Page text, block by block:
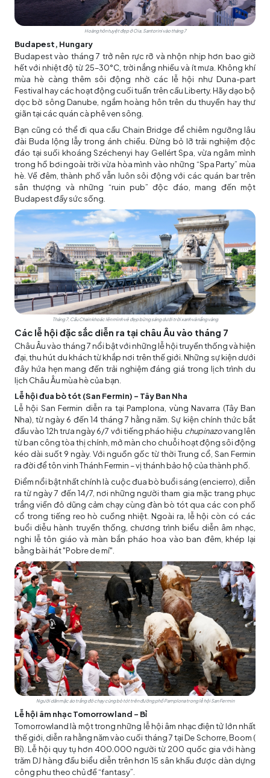
Hoàng hôn tuyệt đẹp ở Oia, Santorini vào tháng 7
Budapest, Hungary
Budapest vào tháng 7 trở nên rực rỡ và nhộn nhịp hơn bao giờ
hết với nhiệt độ từ 25–30°C, trời nắng nhiều và ít mưa. Không khí
mùa hè càng thêm sôi động nhờ các lễ hội như Duna-part
Festival hay các hoạt động cuối tuần trên cầu Liberty. Hãy dạo bộ
dọc bờ sông Danube, ngắm hoàng hôn trên du thuyền hay thư
giãn tại các quán cà phê ven sông.
Bạn cũng có thể đi qua cầu Chain Bridge để chiêm ngưỡng lâu
đài Buda lộng lẫy trong ánh chiều. Đừng bỏ lỡ trải nghiệm độc
đáo tại suối khoáng Széchenyi hay Gellért Spa, vừa ngâm mình
trong hồ bơi ngoài trời vừa hòa mình vào những “Spa Party” mùa
hè. Về đêm, thành phố vẫn luôn sôi động với các quán bar trên
sân thượng và những “ruin pub” độc đáo, mang đến một
Budapest đầy sức sống.
Tháng 7, Cầu Chain khoác lên mình vẻ đẹp bừng sáng dưới trời xanh và nắng vàng
Các lễ hội đặc sắc diễn ra tại châu Âu vào tháng 7
Châu Âu vào tháng 7 nổi bật với những lễ hội truyền thống và hiện
đại, thu hút du khách từ khắp nơi trên thế giới. Những sự kiện dưới
đây hứa hẹn mang đến trải nghiệm đáng giá trong lịch trình du
lịch Châu Âu mùa hè của bạn.
Lễ hội đua bò tót (San Fermin) - Tây Ban Nha
Lễ hội San Fermin diễn ra tại Pamplona, vùng Navarra (Tây Ban
Nha), từ ngày 6 đến 14 tháng 7 hằng năm. Sự kiện chính thức bắt
đầu vào 12h trưa ngày 6/7 với tiếng pháo hiệu chupinazovang lên
từ ban công tòa thị chính, mở màn cho chuỗi hoạt động sôi động
kéo dài suốt 9 ngày. Với nguồn gốc từ thời Trung cổ, San Fermin
ra đời để tôn vinh Thánh Fermin – vị thánh bảo hộ của thành phố.
Điểm nổi bật nhất chính là cuộc đua bò buổi sáng (encierro), diễn
ra từ ngày 7 đến 14/7, nơi những người tham gia mặc trang phục
trắng viền đỏ dũng cảm chạy cùng đàn bò tót qua các con phố
cổ trong tiếng reo hò cuồng nhiệt. Ngoài ra, lễ hội còn có các
buổi diễu hành truyền thống, chương trình biểu diễn âm nhạc,
nghi lễ tôn giáo và màn bắn pháo hoa vào ban đêm, khép lại
bằng bài hát "Pobre de mí".
Người dân mặc áo trắng đỏ chạy cùng bò tót trên đường phố Pamplona trong lễ hội San Fermin
Lễ hội âm nhạc Tomorrowland - Bỉ
Tomorrowland là một trong những lễ hội âm nhạc điện tử lớn nhất
thế giới, diễn ra hằng năm vào cuối tháng 7 tại De Schorre, Boom (
Bỉ). Lễ hội quy tụ hơn 400.000 người từ 200 quốc gia với hàng
trăm DJ hàng đầu biểu diễn trên hơn 15 sân khấu được dàn dựng
công phu theo chủ đề “fantasy”.